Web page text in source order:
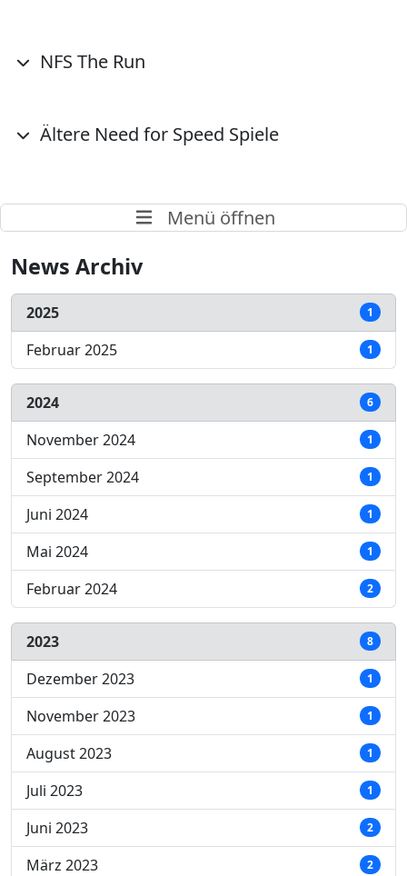
NFS The Run
Ältere Need for Speed Spiele
Menü öffnen
News Archiv
2025 1
Februar 2025 1
2024 6
November 2024 1
September 2024 1
Juni 2024 1
Mai 2024 1
Februar 2024 2
2023 8
Dezember 2023 1
November 2023 1
August 2023 1
Juli 2023 1
Juni 2023 2
März 2023 2